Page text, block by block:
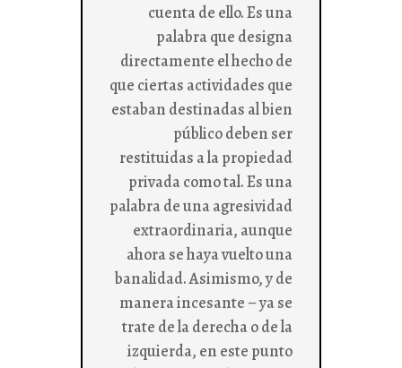
cuenta de ello. Es una
palabra que designa
directamente el hecho de
que ciertas actividades que
estaban destinadas al bien
público deben ser
restituidas a la propiedad
privada como tal. Es una
palabra de una agresividad
extraordinaria, aunque
ahora se haya vuelto una
banalidad. Asimismo, y de
manera incesante – ya se
trate de la derecha o de la
izquierda, en este punto